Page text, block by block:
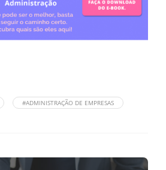
#ADMINISTRAÇÃO DE EMPRESAS